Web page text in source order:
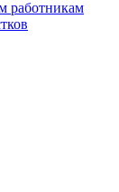
работникам